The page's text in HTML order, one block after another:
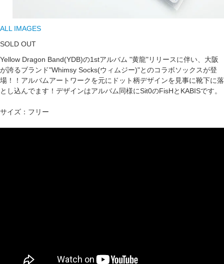
ALL IMAGES
SOLD OUT
Yellow Dragon Band(YDB)の1stアルバム "黄龍"リリースに伴い、大阪
が誇るブランド"Whimsy Socks(ウィムジー)"とのコラボソックスが登
場！！アルバムアートワークを元にドット柄デザインを見事に靴下に落
とし込んでます！デザインはアルバム同様にSit0のFisHとKABISです。
サイズ：フリー